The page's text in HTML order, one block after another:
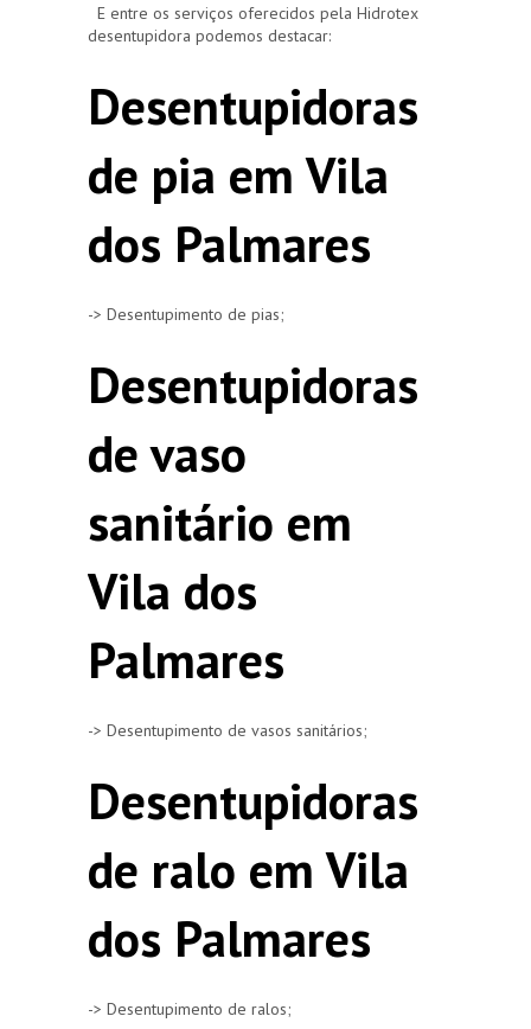
E entre os serviços oferecidos pela Hidrotex
desentupidora podemos destacar:
Desentupidoras
de pia em Vila
dos Palmares
-> Desentupimento de pias;
Desentupidoras
de vaso
sanitário em
Vila dos
Palmares
-> Desentupimento de vasos sanitários;
Desentupidoras
de ralo em Vila
dos Palmares
-> Desentupimento de ralos;